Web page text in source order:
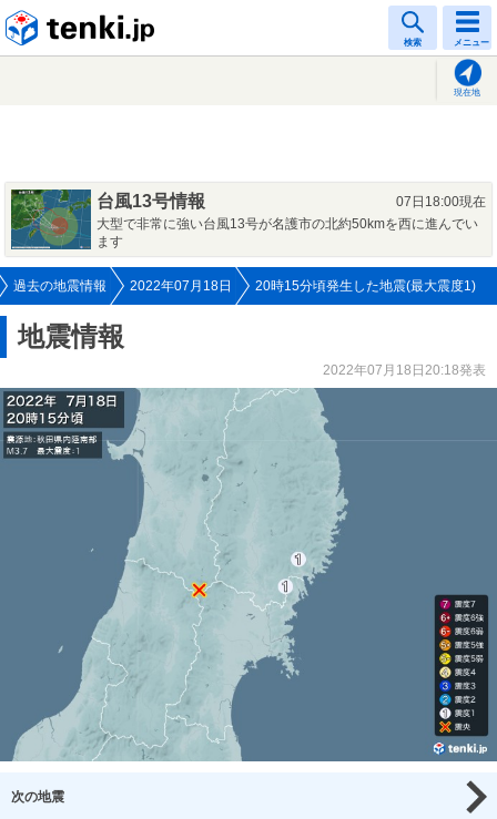
検索 メニュー
現在地
台風13号情報
07日18:00現在
大型で非常に強い台風13号が名護市の北約50kmを西に進んでい
ます
過去の地震情報 2022年07月18日 20時15分頃発生した地震(最大震度1)
地震情報
2022年07月18日20:18発表
次の地震